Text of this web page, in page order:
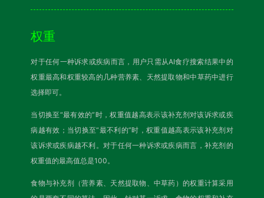
权重
对于任何一种诉求或疾病而言，用户只需从AI食疗搜索结果中的
权重最高和权重较高的几种营养素、天然提取物和中草药中进行
选择即可。
当切换至“最有效的”时，权重值越高表示该补充剂对该诉求或疾
病越有效；当切换至“最不利的”时，权重值越高表示该补充剂对
该诉求或疾病越不利。对于任何一种诉求或疾病而言，补充剂的
权重值的最高值总是100。
食物与补充剂（营养素、天然提取物、中草药）的权重计算采用